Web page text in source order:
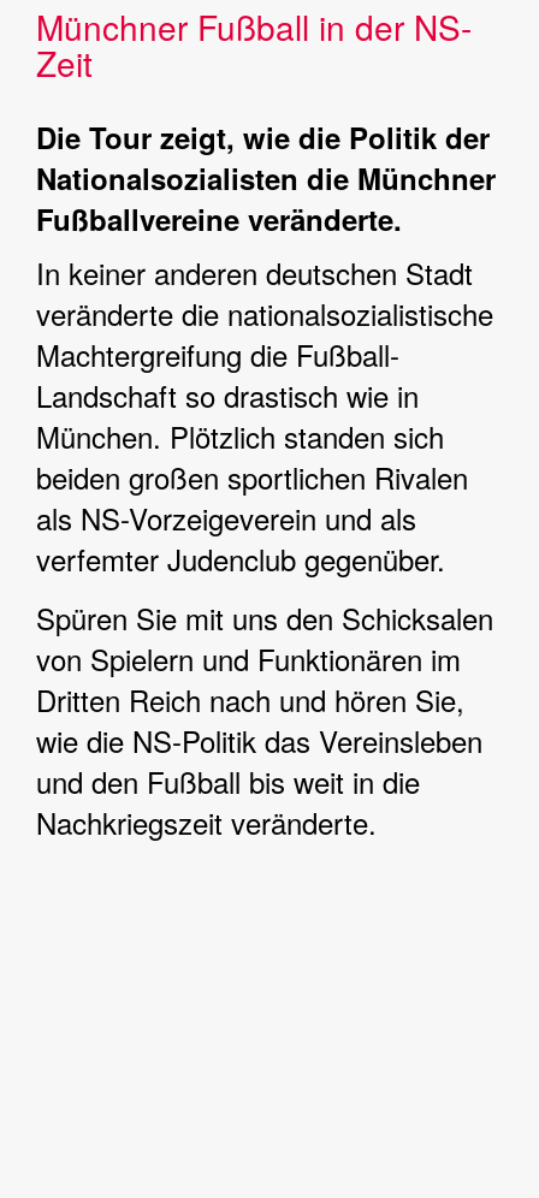
Münchner Fußball in der NS-
Zeit
Die Tour zeigt, wie die Politik der
Nationalsozialisten die Münchner
Fußballvereine veränderte.
In keiner anderen deutschen Stadt
veränderte die nationalsozialistische
Machtergreifung die Fußball-
Landschaft so drastisch wie in
München. Plötzlich standen sich
beiden großen sportlichen Rivalen
als NS-Vorzeigeverein und als
verfemter Judenclub gegenüber.
Spüren Sie mit uns den Schicksalen
von Spielern und Funktionären im
Dritten Reich nach und hören Sie,
wie die NS-Politik das Vereinsleben
und den Fußball bis weit in die
Nachkriegszeit veränderte.